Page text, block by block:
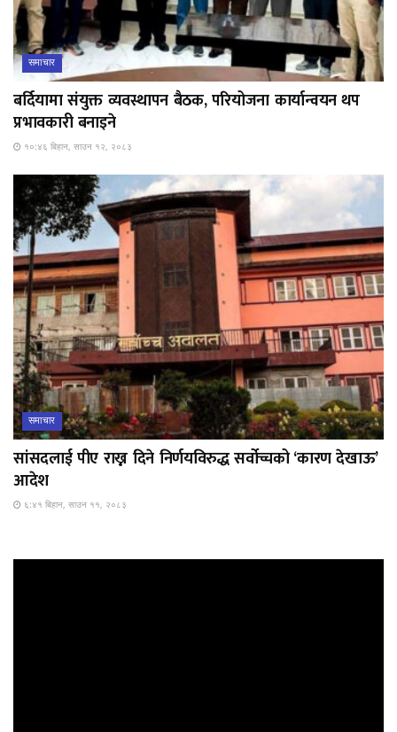
समाचार
बर्दियामा संयुक्त व्यवस्थापन बैठक, परियोजना कार्यान्वयन थप
प्रभावकारी बनाइने
१०:४६ बिहान, साउन १२, २०८३
समाचार
सांसदलाई पीए राख्न दिने निर्णयविरुद्ध सर्वोच्चको ‘कारण देखाऊ’
आदेश
६:४१ बिहान, साउन ११, २०८३